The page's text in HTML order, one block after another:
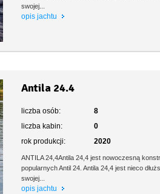
swojej...
opis jachtu
Antila 24.4
liczba osób:
8
liczba kabin:
0
rok produkcji:
2020
ANTILA 24,4Antila 24,4 jest nowoczesną
popularnych Antil 24. Antila 24,4 jest nieco
swojej...
opis jachtu